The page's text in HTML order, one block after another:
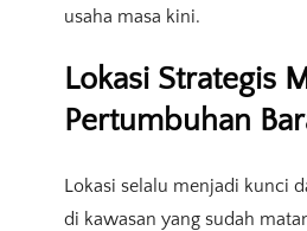
usaha masa kini.
Lokasi Strategis
Pertumbuhan
Lokasi selalu menjadi kunci
di kawasan yang sudah